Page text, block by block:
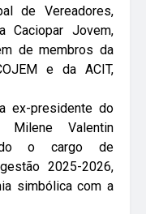
de Vereadores,
Caciopar Jovem,
de membros da
e da ACIT,
ex-presidente do
Milene Valentin
o cargo de
2025-2026,
simbólica com a